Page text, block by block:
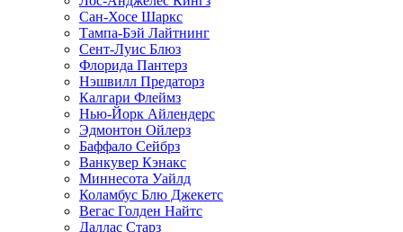
Сан-Хосе Шаркс
Тампа-Бэй Лайтнинг
Сент-Луис Блюз
Флорида Пантерз
Нэшвилл Предаторз
Калгари Флеймз
Нью-Йорк Айлендерс
Эдмонтон Ойлерз
Баффало Сейбрз
Ванкувер Кэнакс
Миннесота Уайлд
Коламбус Блю Джекетс
Вегас Голден Найтс
Даллас Старз